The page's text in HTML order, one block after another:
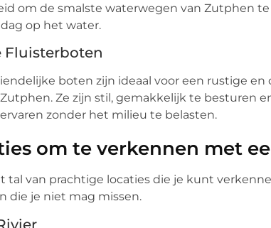
om de smalste waterwegen van Zutphen te
op het water.
Fluisterboten
boten zijn ideaal voor een rustige
Ze zijn stil, gemakkelijk te besturen
zonder het milieu te belasten.
om te verkennen met
tal van prachtige locaties die je kunt
die je niet mag missen.